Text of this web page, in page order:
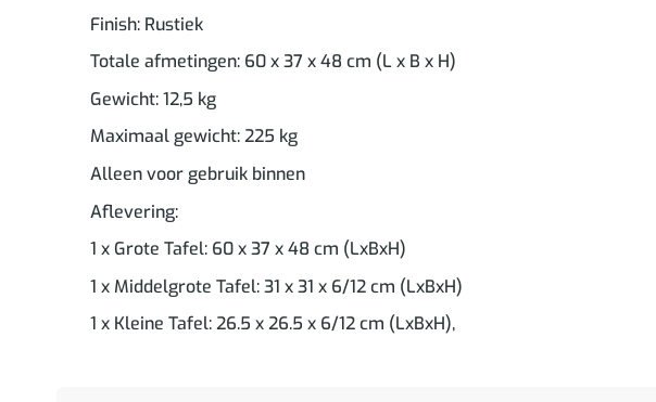
Finish: Rustiek
Totale afmetingen: 60 x 37 x 48 cm (L x B x H)
Gewicht: 12,5 kg
Maximaal gewicht: 225 kg
Alleen voor gebruik binnen
Aflevering:
1 x Grote Tafel: 60 x 37 x 48 cm (LxBxH)
1 x Middelgrote Tafel: 31 x 31 x 6/12 cm (LxBxH)
1 x Kleine Tafel: 26.5 x 26.5 x 6/12 cm (LxBxH),